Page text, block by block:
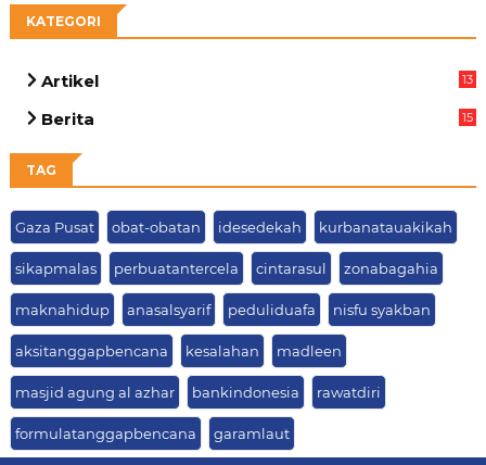
KATEGORI
Artikel
13
Berita
15
TAG
Gaza Pusat obat-obatan idesedekah kurbanatauakikah
sikapmalas perbuatantercela cintarasul zonabagahia
maknahidup anasalsyarif peduliduafa nisfu syakban
aksitanggapbencana kesalahan madleen
masjid agung al azhar bankindonesia rawatdiri
formulatanggapbencana garamlaut